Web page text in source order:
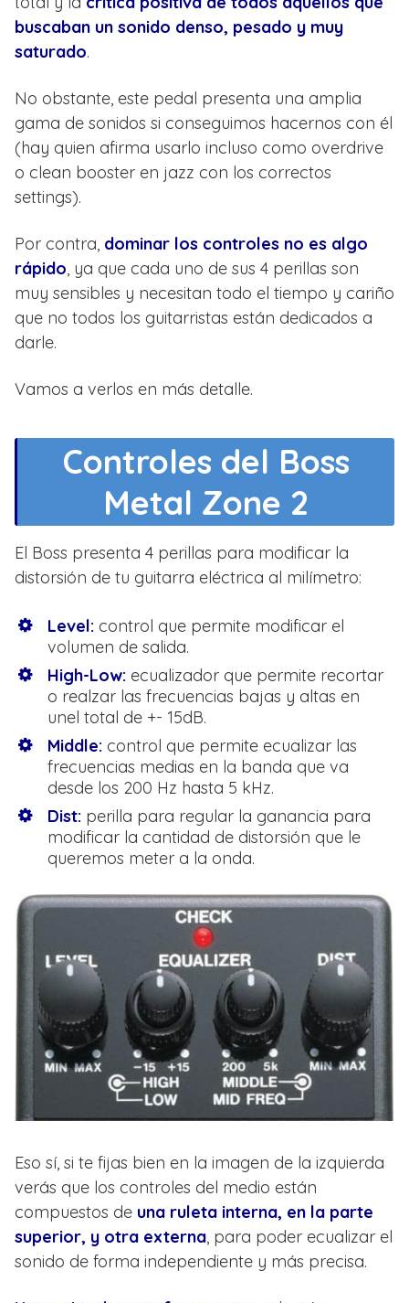
buscaban un sonido denso, pesado y muy
saturado.
No obstante, este pedal presenta una amplia
gama de sonidos si conseguimos hacernos con él
(hay quien afirma usarlo incluso como overdrive
o clean booster en jazz con los correctos
settings).
Por contra, dominar los controles no es algo
rápido, ya que cada uno de sus 4 perillas son
muy sensibles y necesitan todo el tiempo y cariño
que no todos los guitarristas están dedicados a
darle.
Vamos a verlos en más detalle.
Controles del Boss
Metal Zone 2
El Boss presenta 4 perillas para modificar la
distorsión de tu guitarra eléctrica al milímetro:
Level: control que permite modificar el
volumen de salida.
High-Low: ecualizador que permite recortar
o realzar las frecuencias bajas y altas en
unel total de +- 15dB.
Middle: control que permite ecualizar las
frecuencias medias en la banda que va
desde los 200 Hz hasta 5 kHz.
Dist: perilla para regular la ganancia para
modificar la cantidad de distorsión que le
queremos meter a la onda.
Eso sí, si te fijas bien en la imagen de la izquierda
verás que los controles del medio están
compuestos de una ruleta interna, en la parte
superior, y otra externa, para poder ecualizar el
sonido de forma independiente y más precisa.